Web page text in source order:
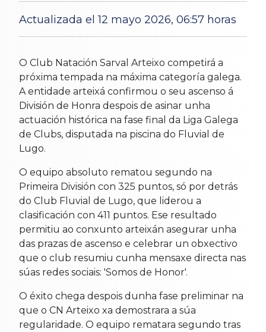
Actualizada el 12 mayo 2026, 06:57 horas
11 May 2026
O Club Natación Sarval Arteixo competirá a
próxima tempada na máxima categoría galega.
A entidade arteixá confirmou o seu ascenso á
División de Honra despois de asinar unha
actuación histórica na fase final da Liga Galega
de Clubs, disputada na piscina do Fluvial de
Lugo.
O equipo absoluto rematou segundo na
Primeira División con 325 puntos, só por detrás
do Club Fluvial de Lugo, que liderou a
clasificación con 411 puntos. Ese resultado
permitiu ao conxunto arteixán asegurar unha
das prazas de ascenso e celebrar un obxectivo
que o club resumiu cunha mensaxe directa nas
súas redes sociais: 'Somos de Honor'.
O éxito chega despois dunha fase preliminar na
que o CN Arteixo xa demostrara a súa
regularidade. O equipo rematara segundo tras